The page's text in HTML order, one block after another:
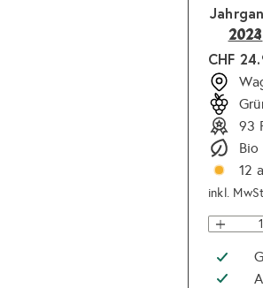
2023
2024
Normaler
Preis
CHF
93
Bio
12
inkl.